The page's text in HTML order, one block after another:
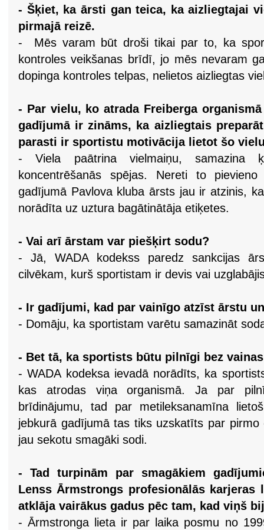
- Šķiet, ka ārsti gan teica, ka aizliegtajai
pirmajā reizē.
- Mēs varam būt droši tikai par to, ka
kontroles veikšanas brīdī, jo mēs nevaram
dopinga kontroles telpas, nelietos aizliegtas
- Par vielu, ko atrada Freiberga
gadījumā ir zināms, ka aizliegtais
parasti ir sportistu motivācija lietot šo
- Viela paātrina vielmaiņu, samazina
koncentrēšanās spējas. Nereti to
gadījumā Pavlova kluba ārsts jau ir atzinis,
norādīta uz uztura bagātinātāja etiķetes.
- Vai arī ārstam var piešķirt sodu?
- Jā, WADA kodekss paredz sankcijas
cilvēkam, kurš sportistam ir devis vai
- Ir gadījumi, kad par vainīgo atzīst ārstu
- Domāju, ka sportistam varētu samazināt
- Bet tā, ka sportists būtu pilnīgi bez
- WADA kodeksa ievadā norādīts, ka
kas atrodas viņa organismā. Ja par
brīdinājumu, tad par metileksanamīna
jebkurā gadījumā tas tiks uzskatīts par
jau sekotu smagāki sodi.
- Tad turpinām par smagākiem
Lenss Ārmstrongs profesionālās
atklāja vairākus gadus pēc tam, kad viņš
- Ārmstronga lieta ir par laika posmu no